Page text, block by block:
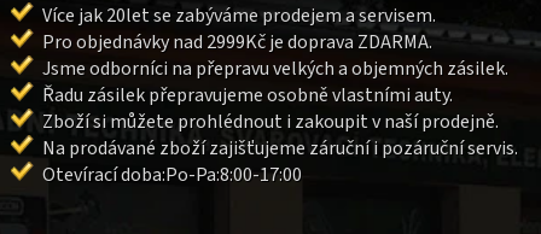
Více jak 20let se zabýváme prodejem a servisem.
Pro objednávky nad 2999Kč je doprava ZDARMA.
Jsme odborníci na přepravu velkých a objemných zásilek.
Řadu zásilek přepravujeme osobně vlastními auty.
Zboží si můžete prohlédnout i zakoupit v naší prodejně.
Na prodávané zboží zajišťujeme záruční i pozáruční servis.
Otevírací doba:Po-Pa:8:00-17:00